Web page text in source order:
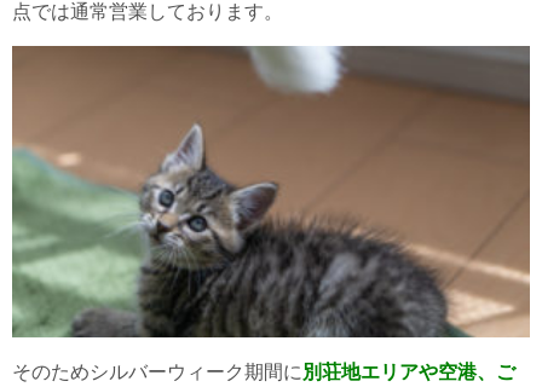
点では通常営業しております。
そのためシルバーウィーク期間に 別荘地エリアや空港、ご